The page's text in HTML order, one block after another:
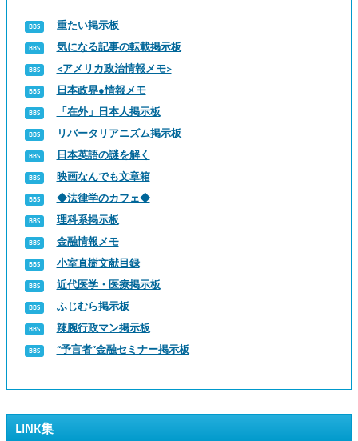
重たい掲示板
気になる記事の転載掲示板
<アメリカ政治情報メモ>
日本政界●情報メモ
「在外」日本人掲示板
リバータリアニズム掲示板
日本英語の謎を解く
映画なんでも文章箱
◆法律学のカフェ◆
理科系掲示板
金融情報メモ
小室直樹文献目録
近代医学・医療掲示板
ふじむら掲示板
辣腕行政マン掲示板
“予言者”金融セミナー掲示板
LINK集